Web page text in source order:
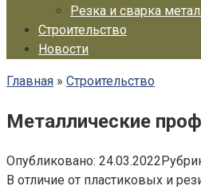
Резка и сварка
Строительство
Новости
Главная » Строительство
Металлические
Опубликовано: 24.03.2022
В отличие от пластиковых и